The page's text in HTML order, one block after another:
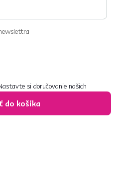
do košíka
si doručovanie našich